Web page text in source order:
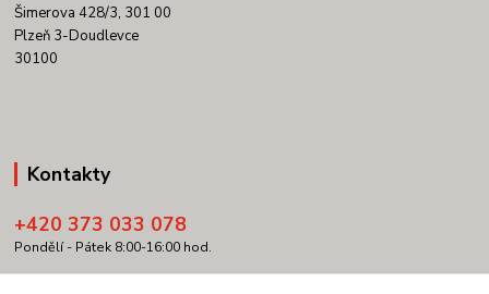
Šimerova 428/3, 301 00
Plzeň 3-Doudlevce
30100
Kontakty
+420 373 033 078
Pondělí - Pátek 8:00-16:00 hod.